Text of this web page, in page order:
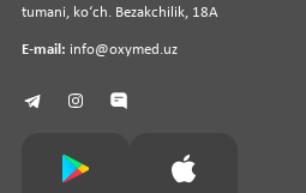
tumani, koʻch. Bezakchilik, 18A
E-mail: info@oxymed.uz